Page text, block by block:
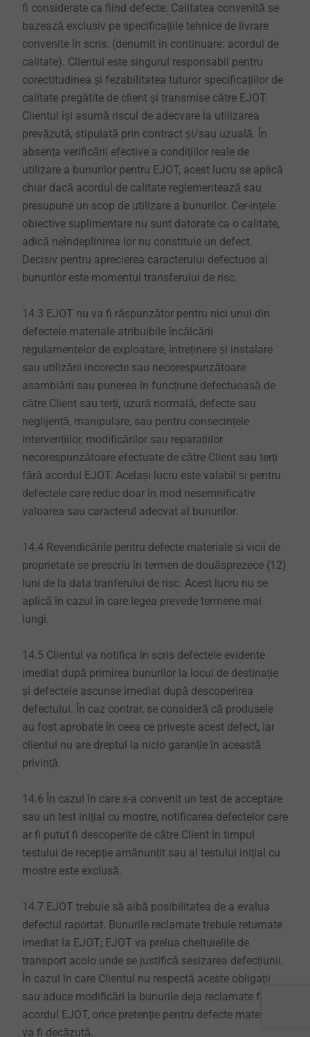
fi considerate ca fiind defecte. Calitatea convenită se
bazează exclusiv pe specificațiile tehnice de livrare
convenite în scris. (denumit în continuare: acordul de
calitate). Clientul este singurul responsabil pentru
corectitudinea și fezabilitatea tuturor specificațiilor de
calitate pregătite de client și transmise către EJOT.
Clientul își asumă riscul de adecvare la utilizarea
prevăzută, stipulată prin contract și/sau uzuală. În
absența verificării efective a condițiilor reale de
utilizare a bunurilor pentru EJOT, acest lucru se aplică
chiar dacă acordul de calitate reglementează sau
presupune un scop de utilizare a bunurilor. Cer-ințele
obiective suplimentare nu sunt datorate ca o calitate,
adică neîndeplinirea lor nu constituie un defect.
Decisiv pentru aprecierea caracterului defectuos al
bunurilor este momentul transferului de risc.
14.3 EJOT nu va fi răspunzător pentru nici unul din
defectele materiale atribuibile încălcării
regulamentelor de exploatare, întreținere și instalare
sau utilizării incorecte sau necorespunzătoare
asamblării sau punerea în funcțiune defectuoasă de
către Client sau terți, uzură normală, defecte sau
neglijență, manipulare, sau pentru consecințele
intervențiilor, modificărilor sau reparațiilor
necorespunzătoare efectuate de către Client sau terți
fără acordul EJOT. Același lucru este valabil și pentru
defectele care reduc doar în mod nesemnificativ
valoarea sau caracterul adecvat al bunurilor.
14.4 Revendicările pentru defecte materiale și vicii de
proprietate se prescriu în termen de douăsprezece (12)
luni de la data tranferului de risc. Acest lucru nu se
aplică în cazul în care legea prevede termene mai
lungi.
14.5 Clientul va notifica în scris defectele evidente
imediat după primirea bunurilor la locul de destinație
și defectele ascunse imediat după descoperirea
defectului. În caz contrar, se consideră că produsele
au fost aprobate în ceea ce privește acest defect, iar
clientul nu are dreptul la nicio garanție în această
privință.
14.6 În cazul în care s-a convenit un test de acceptare
sau un test inițial cu mostre, notificarea defectelor care
ar fi putut fi descoperite de către Client în timpul
testului de recepție amănunțit sau al testului inițial cu
mostre este exclusă.
14.7 EJOT trebuie să aibă posibilitatea de a evalua
defectul raportat. Bunurile reclamate trebuie returnate
imediat la EJOT; EJOT va prelua cheltuielile de
transport acolo unde se justifică sesizarea defecțiunii.
În cazul în care Clientul nu respectă aceste obligații
sau aduce modificări la bunurile deja reclamate fără
acordul EJOT, orice pretenție pentru defecte materiale
va fi decăzută.